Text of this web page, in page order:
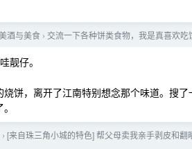
酒与美食 › 交流一下各种饼类食物，我是真喜欢吃
靓仔。
饼，离开了江南特别想念那个味道。搜
› [来自珠三角小城的特色] 帮父母卖我亲手剥皮和